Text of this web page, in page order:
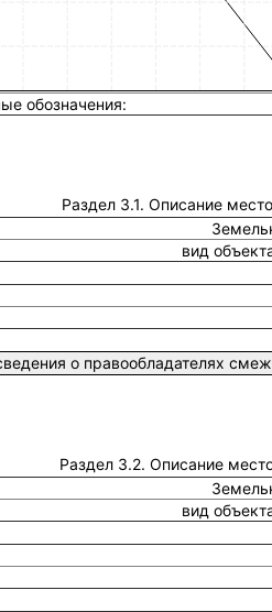
обозначения:
Раздел 3.1. Описание
вид
о правообладателях
Раздел 3.2. Описание
вид